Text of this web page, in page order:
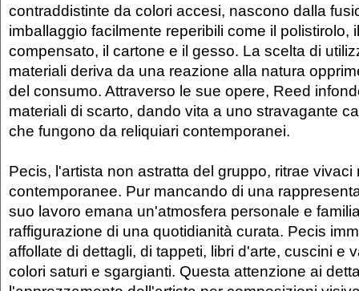
contraddistinte da colori accesi, nascono dalla
imballaggio facilmente reperibili come il polistirolo,
compensato, il cartone e il gesso. La scelta di
materiali deriva da una reazione alla natura
del consumo. Attraverso le sue opere, Reed
materiali di scarto, dando vita a uno stravagante
che fungono da reliquiari contemporanei.
Pecis, l'artista non astratta del gruppo, ritrae vivaci
contemporanee. Pur mancando di una
suo lavoro emana un'atmosfera personale e
raffigurazione di una quotidianità curata. Pecis
affollate di dettagli, di tappeti, libri d'arte, cuscini e
colori saturi e sgargianti. Questa attenzione ai